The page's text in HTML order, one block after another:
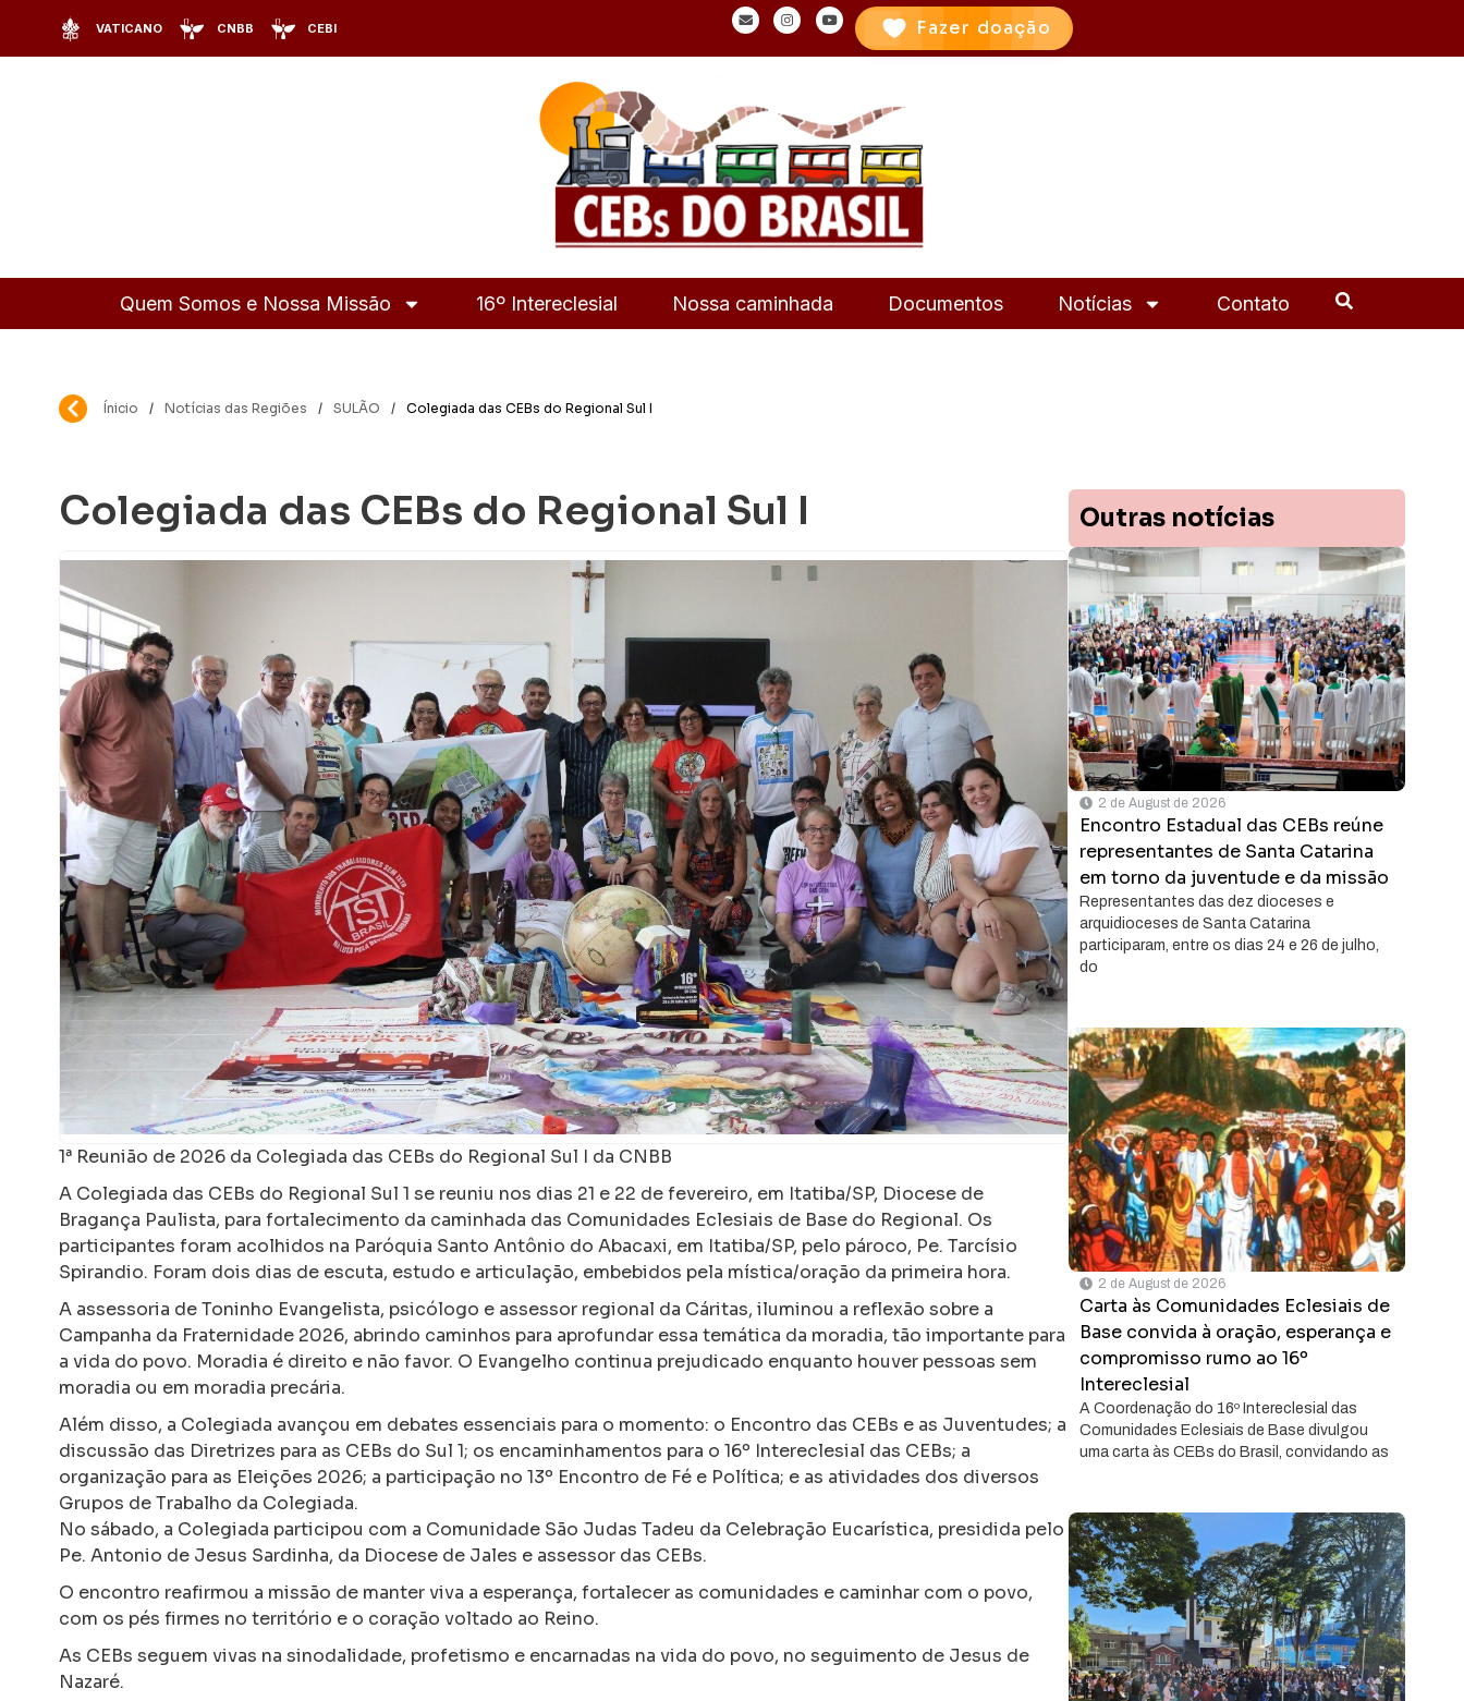
VATICANO CNBB CEBI Fazer doação
Quem Somos e Nossa Missão 16º Intereclesial Nossa caminhada Documentos Notícias Contato
Ínicio / Notícias das Regiões / SULÃO / Colegiada das CEBs do Regional Sul I
Colegiada das CEBs do Regional Sul I
1ª Reunião de 2026 da Colegiada das CEBs do Regional Sul I da CNBB
A Colegiada das CEBs do Regional Sul 1 se reuniu nos dias 21 e 22 de fevereiro, em Itatiba/SP, Diocese de
Bragança Paulista, para fortalecimento da caminhada das Comunidades Eclesiais de Base do Regional. Os
participantes foram acolhidos na Paróquia Santo Antônio do Abacaxi, em Itatiba/SP, pelo pároco, Pe. Tarcísio
Spirandio. Foram dois dias de escuta, estudo e articulação, embebidos pela mística/oração da primeira hora.
A assessoria de Toninho Evangelista, psicólogo e assessor regional da Cáritas, iluminou a reflexão sobre a
Campanha da Fraternidade 2026, abrindo caminhos para aprofundar essa temática da moradia, tão importante para
a vida do povo. Moradia é direito e não favor. O Evangelho continua prejudicado enquanto houver pessoas sem
moradia ou em moradia precária.
Além disso, a Colegiada avançou em debates essenciais para o momento: o Encontro das CEBs e as Juventudes; a
discussão das Diretrizes para as CEBs do Sul 1; os encaminhamentos para o 16º Intereclesial das CEBs; a
organização para as Eleições 2026; a participação no 13º Encontro de Fé e Política; e as atividades dos diversos
Grupos de Trabalho da Colegiada.
No sábado, a Colegiada participou com a Comunidade São Judas Tadeu da Celebração Eucarística, presidida pelo
Pe. Antonio de Jesus Sardinha, da Diocese de Jales e assessor das CEBs.
O encontro reafirmou a missão de manter viva a esperança, fortalecer as comunidades e caminhar com o povo,
com os pés firmes no território e o coração voltado ao Reino.
As CEBs seguem vivas na sinodalidade, profetismo e encarnadas na vida do povo, no seguimento de Jesus de
Nazaré.
Outras notícias
2 de August de 2026
Encontro Estadual das CEBs reúne
representantes de Santa Catarina
em torno da juventude e da missão
Representantes das dez dioceses e
arquidioceses de Santa Catarina
participaram, entre os dias 24 e 26 de julho,
do
2 de August de 2026
Carta às Comunidades Eclesiais de
Base convida à oração, esperança e
compromisso rumo ao 16º
Intereclesial
A Coordenação do 16º Intereclesial das
Comunidades Eclesiais de Base divulgou
uma carta às CEBs do Brasil, convidando as